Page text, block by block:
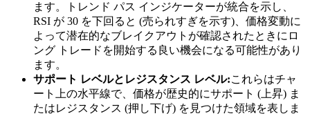
ます。トレンド パス インジケーターが統合を示し、
RSI が 30 を下回ると (売られすぎを示す)、価格変動に
よって潜在的なブレイクアウトが確認されたときにロ
ング トレードを開始する良い機会になる可能性があり
ます。
サポート レベルとレジスタンス レベル:これらはチャ
ート上の水平線で、価格が歴史的にサポート (上昇) ま
たはレジスタンス (押し下げ) を見つけた領域を表しま